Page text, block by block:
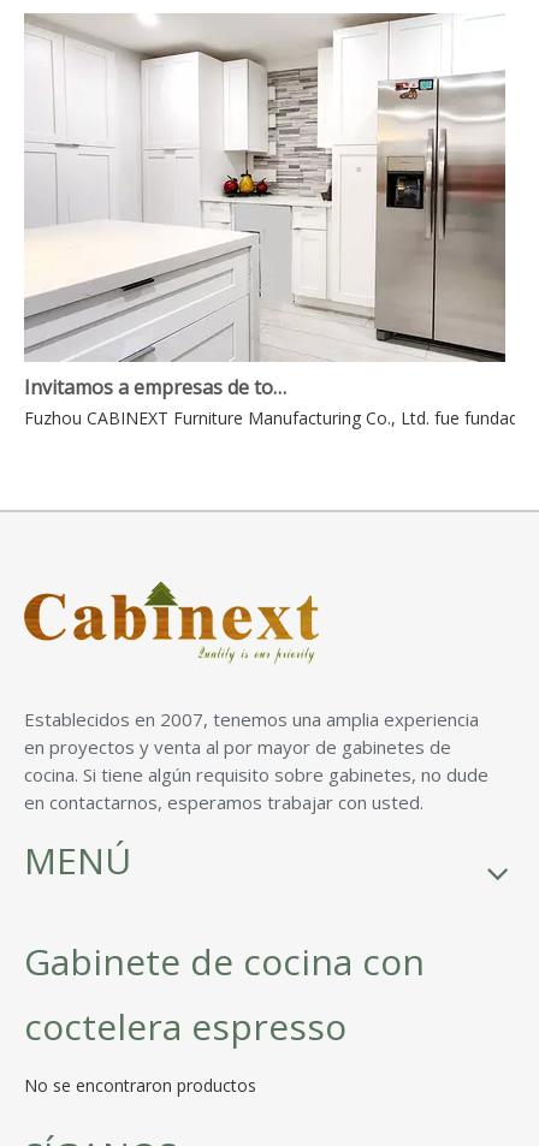
Invitamos a empresas de todo el mundo a contactarnos para realizar negocios mutuamente beneficiosos.
Fuzhou CABINEXT Furniture Manufacturing Co., Ltd. fue
Establecidos en 2007, tenemos una amplia experiencia
en proyectos y venta al por mayor de gabinetes de
cocina. Si tiene algún requisito sobre gabinetes, no dude
en contactarnos, esperamos trabajar con usted.
MENÚ
Gabinete de cocina con
coctelera espresso
No se encontraron productos